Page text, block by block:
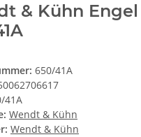
& Kühn
650/41A
41A
Wendt & Kühn
Wendt & Kühn